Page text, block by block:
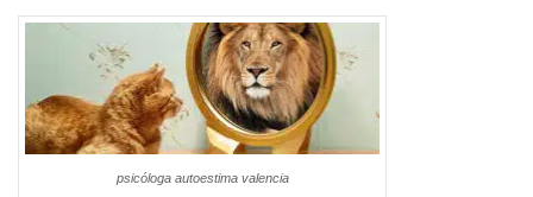
psicóloga autoestima valencia